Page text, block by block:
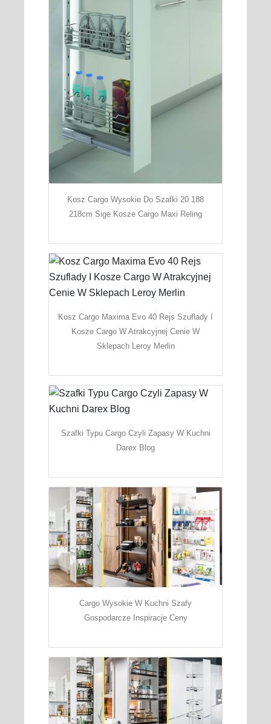
Kosz Cargo Wysokie Do Szafki 20 188
218cm Sige Kosze Cargo Maxi Reling
Kosz Cargo Maxima Evo 40 Rejs Szuflady I
Kosze Cargo W Atrakcyjnej Cenie W
Sklepach Leroy Merlin
Szafki Typu Cargo Czyli Zapasy W Kuchni
Darex Blog
Cargo Wysokie W Kuchni Szafy
Gospodarcze Inspiracje Ceny